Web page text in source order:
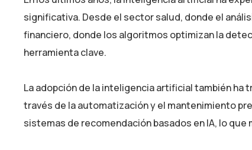
significativa. Desde el sector salud, donde el
financiero, donde los algoritmos optimizan la
herramienta clave.
La adopción de la inteligencia artificial también
través de la automatización y el mantenimiento
sistemas de recomendación basados en IA, lo